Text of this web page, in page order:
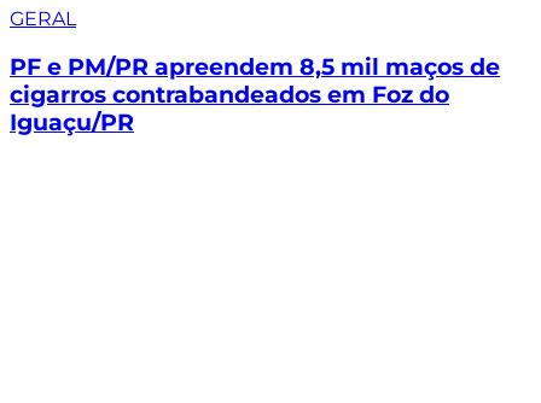
GERAL
PF e PM/PR apreendem 8,5 mil maços de
cigarros contrabandeados em Foz do
Iguaçu/PR